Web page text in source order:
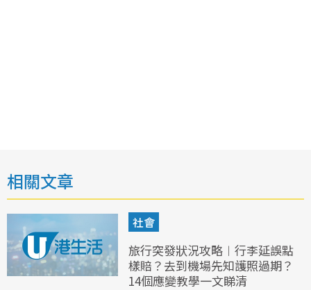
相關文章
社會
旅行突發狀況攻略︱行李延誤點
樣賠？去到機場先知護照過期？
14個應變教學一文睇清